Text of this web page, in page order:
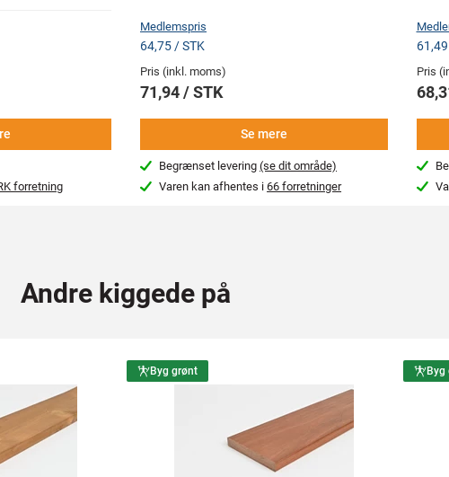
forretning
Medlemspris
64,75 / STK
Pris (inkl. moms)
71,94 / STK
Se mere
Begrænset levering(se dit område)
Varen kan afhentes i66 forretninger
Pris
Andre kiggede på
Byg grønt Byg